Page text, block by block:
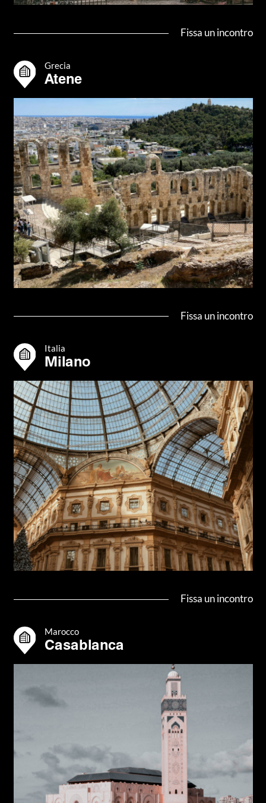
Fissa un incontro
Grecia
Atene
Fissa un incontro
Italia
Milano
Fissa un incontro
Marocco
Casablanca